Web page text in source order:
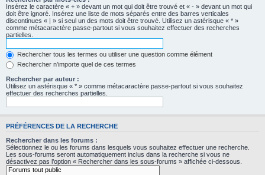
Insérez le caractère « + » devant un mot qui doit être trouvé et « - » devant un mot qui
doit être ignoré. Insérez une liste de mots séparés entre des barres verticales
discontinues « | » si seul un des mots doit être trouvé. Utilisez un astérisque « * »
comme métacaractère passe-partout si vous souhaitez effectuer des recherches
partielles.
Rechercher tous les termes ou utiliser une question comme élément
Rechercher n’importe quel de ces termes
Rechercher par auteur :
Utilisez un astérisque « * » comme métacaractère passe-partout si vous souhaitez
effectuer des recherches partielles.
PRÉFÉRENCES DE LA RECHERCHE
Rechercher dans les forums :
Sélectionnez le ou les forums dans lesquels vous souhaitez effectuer une recherche.
Les sous-forums seront automatiquement inclus dans la recherche si vous ne
désactivez pas l’option « Rechercher dans les sous-forums » affichée ci-dessous.